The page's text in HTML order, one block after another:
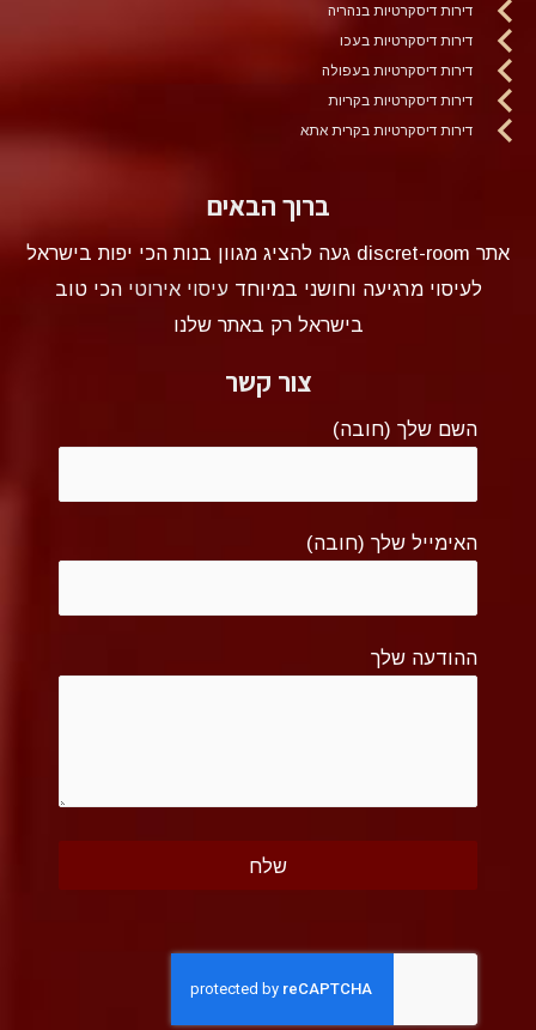
דירות דיסקרטיות בנהריה
דירות דיסקרטיות בעכו
דירות דיסקרטיות בעפולה
דירות דיסקרטיות בקריות
דירות דיסקרטיות בקרית אתא
ברוך הבאים
אתר discret-room געה להציג מגוון בנות הכי יפות בישראל
לעיסוי מרגיעה וחושני במיוחדעיסוי אירוטי הכי טוב
בישראל רק באתר שלנו
צור קשר
השם שלך (חובה)
האימייל שלך (חובה)
ההודעה שלך